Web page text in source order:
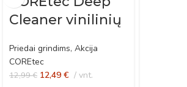
Cleaner vinilinių
po remonto
Priedai grindims, Akcija
COREtec
12,99€ 12,49 € vnt.